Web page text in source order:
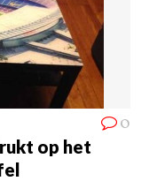
0
op het